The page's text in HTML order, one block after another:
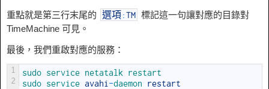
重點就是第三行末尾的 選項 :TM 標記這一句讓對應的目錄對
TimeMachine 可見。
最後，我們重啟對應的服務：
1
2
sudo service netatalk restart
sudo service avahi -daemon restart